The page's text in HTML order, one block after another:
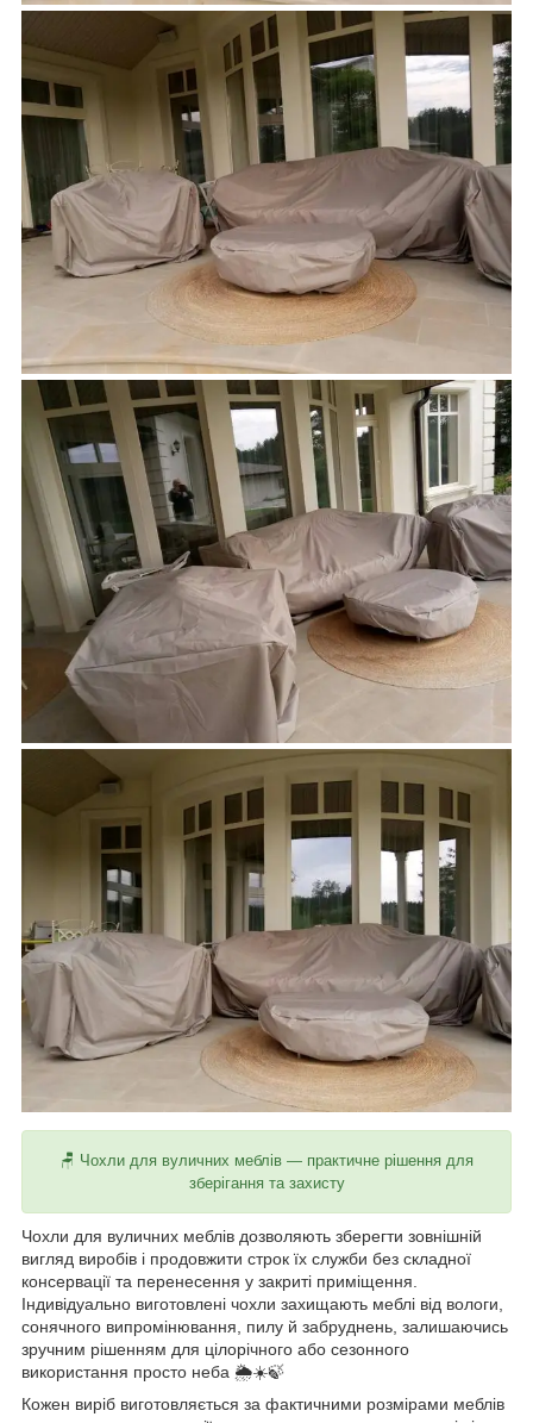
🪑 Чохли для вуличних меблів — практичне рішення для
зберігання та захисту
Чохли для вуличних меблів дозволяють зберегти зовнішній
вигляд виробів і продовжити строк їх служби без складної
консервації та перенесення у закриті приміщення.
Індивідуально виготовлені чохли захищають меблі від вологи,
сонячного випромінювання, пилу й забруднень, залишаючись
зручним рішенням для цілорічного або сезонного
використання просто неба 🌦☀️🍃
Кожен виріб виготовляється за фактичними розмірами меблів